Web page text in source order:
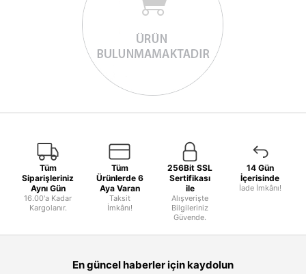
Tüm
Siparişleriniz
Aynı Gün
16.00'a Kadar
Kargolanır.
Tüm
Ürünlerde 6
Aya Varan
Taksit
İmkânı!
256Bit SSL
Sertifikası
ile
Alışverişte
Bilgileriniz
Güvende.
14 Gün
İçerisinde
İade İmkânı!
En güncel haberler için kaydolun